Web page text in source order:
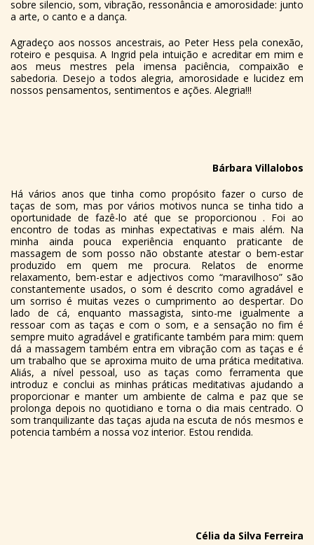
sobre silencio, som, vibração, ressonância e amorosidade: junto
a arte, o canto e a dança.
Agradeço aos nossos ancestrais, ao Peter Hess pela conexão,
roteiro e pesquisa. A Ingrid pela intuição e acreditar em mim e
aos meus mestres pela imensa paciência, compaixão e
sabedoria. Desejo a todos alegria, amorosidade e lucidez em
nossos pensamentos, sentimentos e ações. Alegria!!!
Bárbara Villalobos
Há vários anos que tinha como propósito fazer o curso de
taças de som, mas por vários motivos nunca se tinha tido a
oportunidade de fazê-lo até que se proporcionou . Foi ao
encontro de todas as minhas expectativas e mais além. Na
minha ainda pouca experiência enquanto praticante de
massagem de som posso não obstante atestar o bem-estar
produzido em quem me procura. Relatos de enorme
relaxamento, bem-estar e adjectivos como “maravilhoso” são
constantemente usados, o som é descrito como agradável e
um sorriso é muitas vezes o cumprimento ao despertar. Do
lado de cá, enquanto massagista, sinto-me igualmente a
ressoar com as taças e com o som, e a sensação no fim é
sempre muito agradável e gratificante também para mim: quem
dá a massagem também entra em vibração com as taças e é
um trabalho que se aproxima muito de uma prática meditativa.
Aliás, a nível pessoal, uso as taças como ferramenta que
introduz e conclui as minhas práticas meditativas ajudando a
proporcionar e manter um ambiente de calma e paz que se
prolonga depois no quotidiano e torna o dia mais centrado. O
som tranquilizante das taças ajuda na escuta de nós mesmos e
potencia também a nossa voz interior. Estou rendida.
Célia da Silva Ferreira